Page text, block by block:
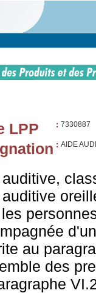
LPP : 7330887
: AIDE
au
des